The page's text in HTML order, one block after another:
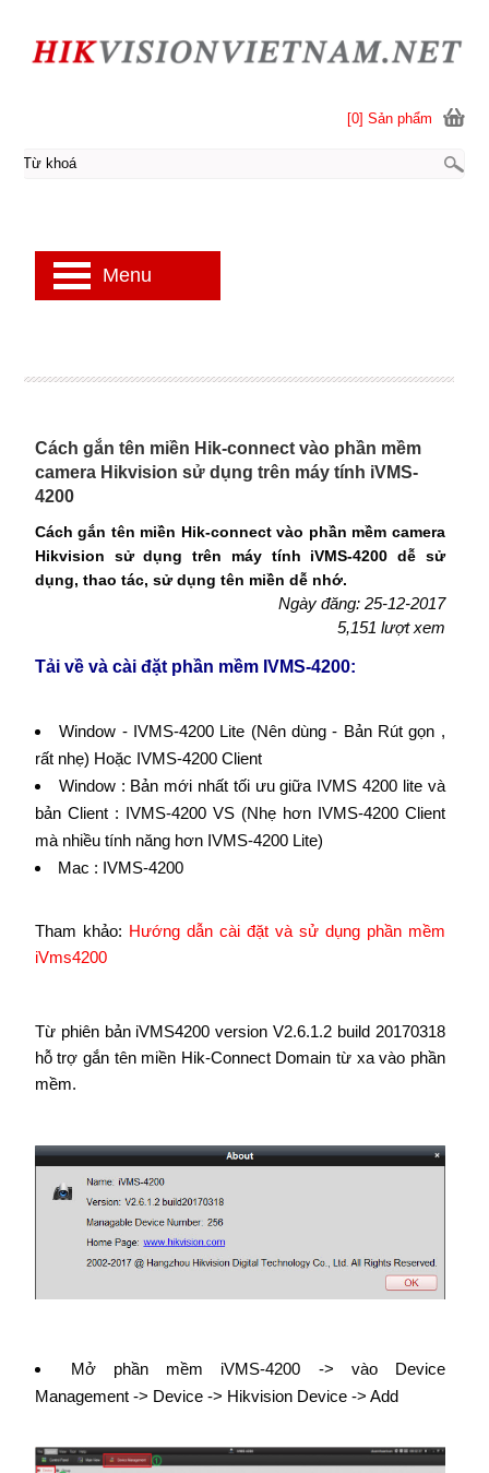
Cách gắn tên miền Hik-connect vào phần mềm
camera Hikvision sử dụng trên máy tính iVMS-
4200
Cách gắn tên miền Hik-connect vào phần mềm camera
Hikvision sử dụng trên máy tính iVMS-4200 dễ sử
dụng, thao tác, sử dụng tên miền dễ nhớ.
Ngày đăng: 25-12-2017
5,151 lượt xem
Tải về và cài đặt phần mềm IVMS-4200:
Window - IVMS-4200 Lite (Nên dùng - Bản Rút gọn ,
rất nhẹ) Hoặc IVMS-4200 Client
Window : Bản mới nhất tối ưu giữa IVMS 4200 lite và
bản Client : IVMS-4200 VS (Nhẹ hơn IVMS-4200 Client
mà nhiều tính năng hơn IVMS-4200 Lite)
Mac : IVMS-4200
Tham khảo: Hướng dẫn cài đặt và sử dụng phần mềm
iVms4200
Từ phiên bản iVMS4200 version V2.6.1.2 build 20170318
hỗ trợ gắn tên miền Hik-Connect Domain từ xa vào phần
mềm.
Mở phần mềm iVMS-4200 -> vào Device
Management -> Device -> Hikvision Device -> Add
[0] Sản phẩm
Menu